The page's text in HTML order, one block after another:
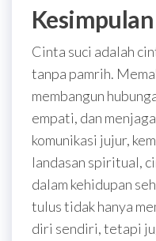
Kesimpulan
Cinta suci adalah
tanpa pamrih.
membangun
empati, dan
komunikasi jujur,
landasan spiritual,
dalam kehidupan
tulus tidak hanya
diri sendiri, tetapi